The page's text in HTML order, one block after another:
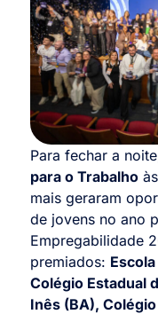
Para fechar a
para o Trabalho
mais geraram
de jovens no ano
Empregabilidade
premiados:
Colégio Estadual
Inês (BA),